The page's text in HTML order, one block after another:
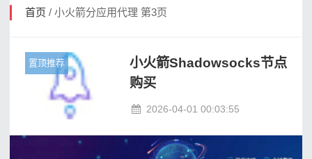
首页 / 小火箭分应用代理 第3页
置顶推荐
小火箭Shadowsocks节点
购买
2026-04-01 00:03:55